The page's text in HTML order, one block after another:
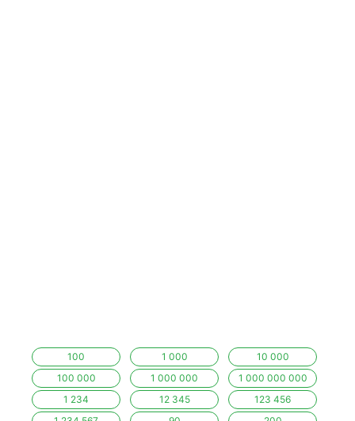
100 1 000
10 000
100 000
1 000 000
1 000 000 000
1 234
12 345
123 456